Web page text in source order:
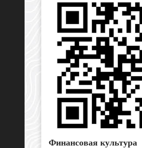
Финансовая культура